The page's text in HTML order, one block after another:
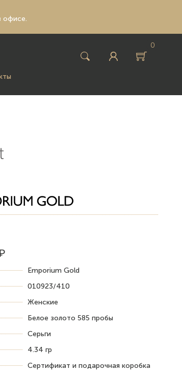
офисе.
0
Emporium Gold
010923/410
Женские
Белое золото 585 пробы
Серьги
4.34 гр
Сертификат и подарочная коробка